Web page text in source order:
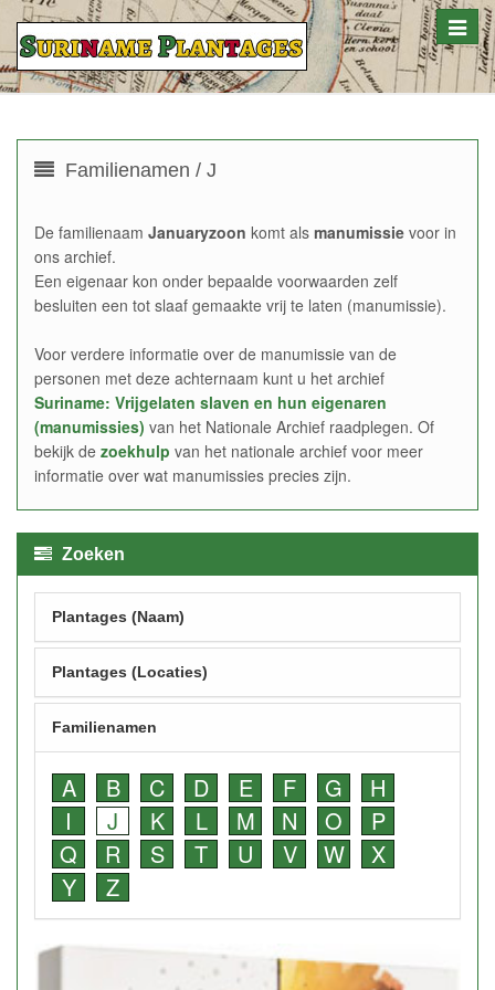
Toggle
Familienamen / J
De familienaam Januaryzoon komt als manumissie voor in
ons archief.
Een eigenaar kon onder bepaalde voorwaarden zelf
besluiten een tot slaaf gemaakte vrij te laten (manumissie).
Voor verdere informatie over de manumissie van de
personen met deze achternaam kunt u het archief
Suriname: Vrijgelaten slaven en hun eigenaren
(manumissies) van het Nationale Archief raadplegen. Of
bekijk de zoekhulp van het nationale archief voor meer
informatie over wat manumissies precies zijn.
Zoeken
Plantages (Naam)
Plantages (Locaties)
Familienamen
A B C D E F G
H
I
J K L M N O
P
Q
R S T U V W
X
Y
Z